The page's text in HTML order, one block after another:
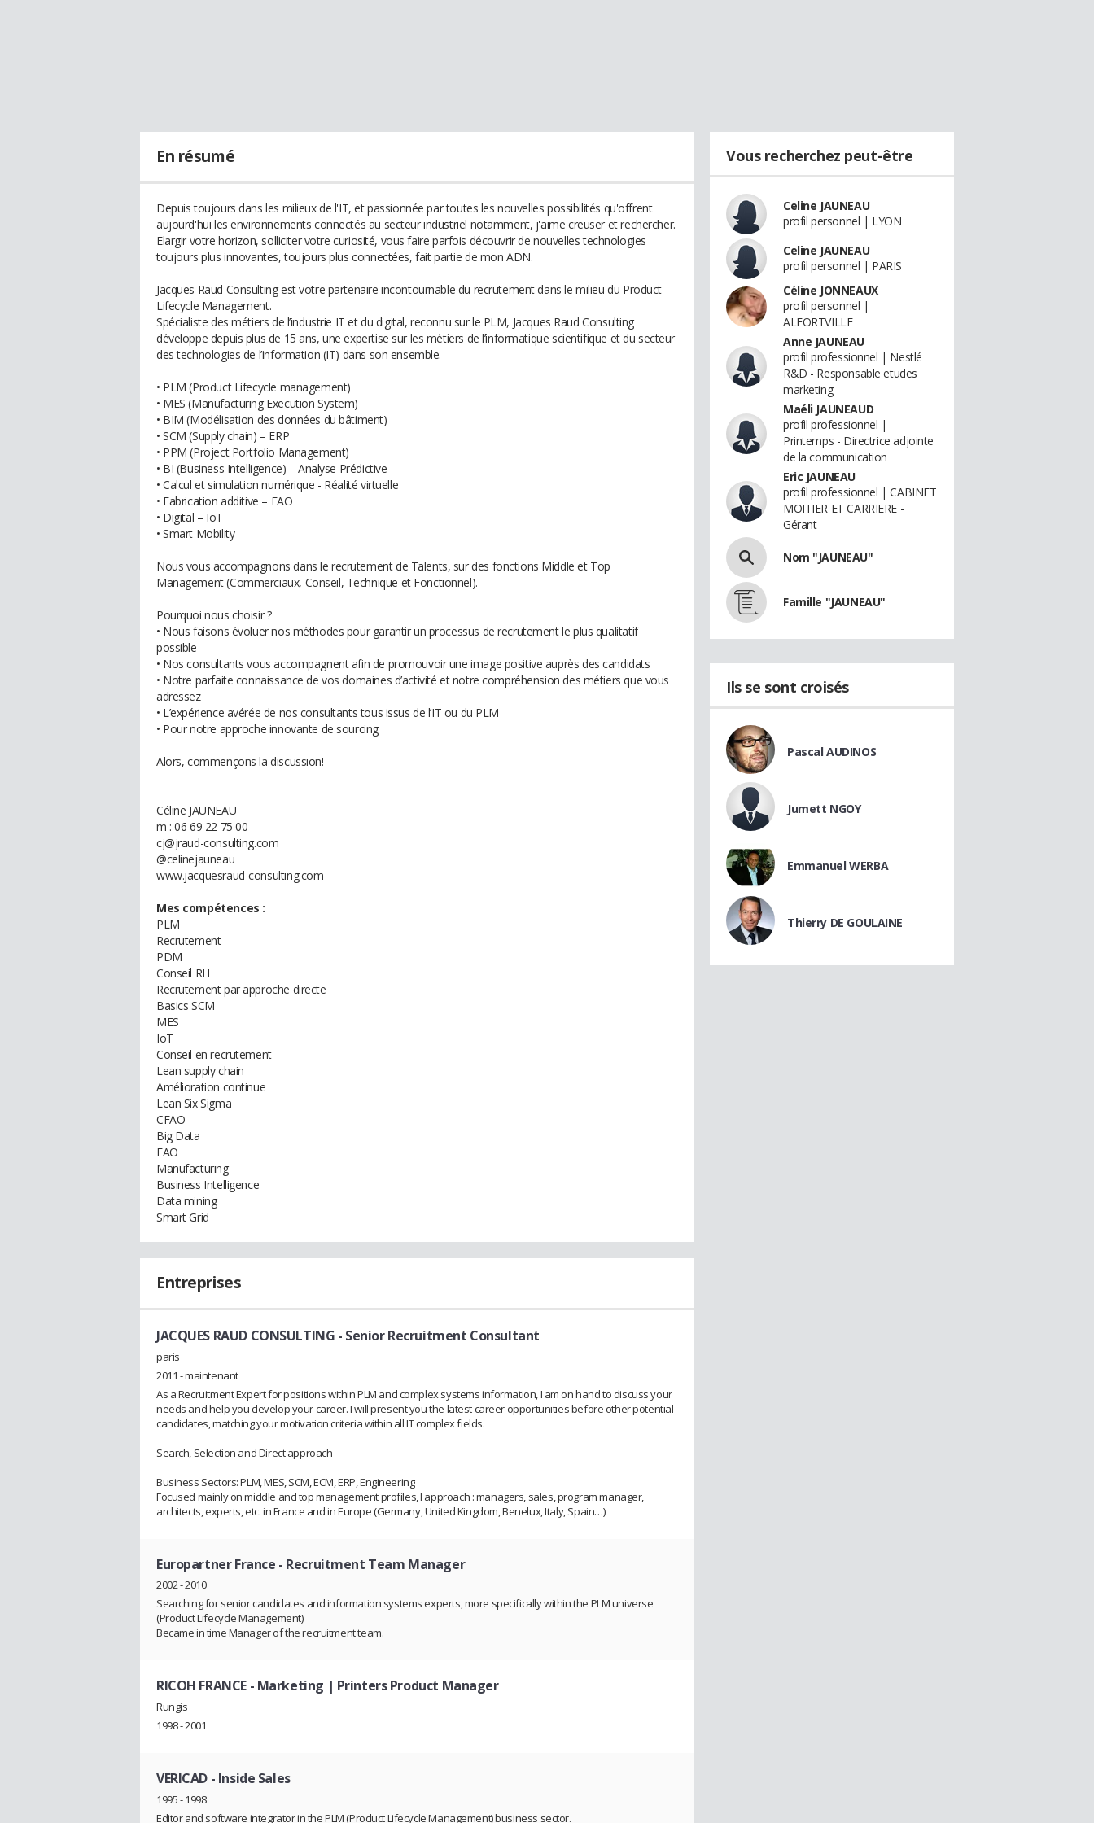
En résumé
Depuis toujours dans les milieux de l'IT, et passionnée par toutes les nouvelles possibilités qu'offrent
aujourd'hui les environnements connectés au secteur industriel notamment, j'aime creuser et rechercher.
Elargir votre horizon, solliciter votre curiosité, vous faire parfois découvrir de nouvelles technologies
toujours plus innovantes, toujours plus connectées, fait partie de mon ADN.
Jacques Raud Consulting est votre partenaire incontournable du recrutement dans le milieu du Product
Lifecycle Management.
Spécialiste des métiers de l’industrie IT et du digital, reconnu sur le PLM, Jacques Raud Consulting
développe depuis plus de 15 ans, une expertise sur les métiers de l’informatique scientifique et du secteur
des technologies de l’information (IT) dans son ensemble.
• PLM (Product Lifecycle management)
• MES (Manufacturing Execution System)
• BIM (Modélisation des données du bâtiment)
• SCM (Supply chain) – ERP
• PPM (Project Portfolio Management)
• BI (Business Intelligence) – Analyse Prédictive
• Calcul et simulation numérique - Réalité virtuelle
• Fabrication additive – FAO
• Digital – IoT
• Smart Mobility
Nous vous accompagnons dans le recrutement de Talents, sur des fonctions Middle et Top
Management (Commerciaux, Conseil, Technique et Fonctionnel).
Pourquoi nous choisir ?
• Nous faisons évoluer nos méthodes pour garantir un processus de recrutement le plus qualitatif
possible
• Nos consultants vous accompagnent afin de promouvoir une image positive auprès des candidats
• Notre parfaite connaissance de vos domaines d’activité et notre compréhension des métiers que vous
adressez
• L’expérience avérée de nos consultants tous issus de l’IT ou du PLM
• Pour notre approche innovante de sourcing
Alors, commençons la discussion!
Céline JAUNEAU
m : 06 69 22 75 00
cj@jraud-consulting.com
@celinejauneau
www.jacquesraud-consulting.com
Mes compétences :
PLM
Recrutement
PDM
Conseil RH
Recrutement par approche directe
Basics SCM
MES
IoT
Conseil en recrutement
Lean supply chain
Amélioration continue
Lean Six Sigma
CFAO
Big Data
FAO
Manufacturing
Business Intelligence
Data mining
Smart Grid
Entreprises
JACQUES RAUD CONSULTING - Senior Recruitment Consultant
paris
2011 - maintenant
As a Recruitment Expert for positions within PLM and complex systems information, I am on hand to discuss your
needs and help you develop your career. I will present you the latest career opportunities before other potential
candidates, matching your motivation criteria within all IT complex fields.
Search, Selection and Direct approach
Business Sectors: PLM, MES, SCM, ECM, ERP, Engineering
Focused mainly on middle and top management profiles, I approach : managers, sales, program manager,
architects, experts, etc. in France and in Europe (Germany, United Kingdom, Benelux, Italy, Spain…)
Europartner France - Recruitment Team Manager
2002 - 2010
Searching for senior candidates and information systems experts, more specifically within the PLM universe
(Product Lifecycle Management).
Became in time Manager of the recruitment team.
RICOH FRANCE- Marketing | Printers Product Manager
Rungis
1998 - 2001
VERICAD - Inside Sales
1995 - 1998
Editor and software integrator in the PLM (Product Lifecycle Management) business sector.
Vous recherchez peut-être
Celine JAUNEAU
profil personnel | LYON
Celine JAUNEAU
profil personnel | PARIS
Céline JONNEAUX
profil personnel |
ALFORTVILLE
Anne JAUNEAU
profil professionnel | Nestlé
R&D - Responsable etudes
marketing
Maéli JAUNEAUD
profil professionnel |
Printemps - Directrice adjointe
de la communication
Eric JAUNEAU
profil professionnel | CABINET
MOITIER ET CARRIERE -
Gérant
Nom "JAUNEAU"
Famille "JAUNEAU"
Ils se sont croisés
Pascal AUDINOS
Jumett NGOY
Emmanuel WERBA
Thierry DE GOULAINE